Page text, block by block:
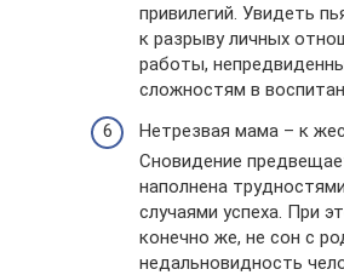
привилегий. Увидеть
к разрыву личных
работы,
сложностям в
Нетрезвая мама – к
Сновидение
наполнена
случаями успеха. При
конечно же, не сон с
недальновидность